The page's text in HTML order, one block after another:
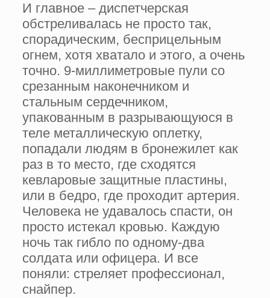
И главное – диспетчерская
обстреливалась не просто так,
спорадическим, бесприцельным
огнем, хотя хватало и этого, а очень
точно. 9-миллиметровые пули со
срезанным наконечником и
стальным сердечником,
упакованным в разрывающуюся в
теле металлическую оплетку,
попадали людям в бронежилет как
раз в то место, где сходятся
кевларовые защитные пластины,
или в бедро, где проходит артерия.
Человека не удавалось спасти, он
просто истекал кровью. Каждую
ночь так гибло по одному-два
солдата или офицера. И все
поняли: стреляет профессионал,
снайпер.